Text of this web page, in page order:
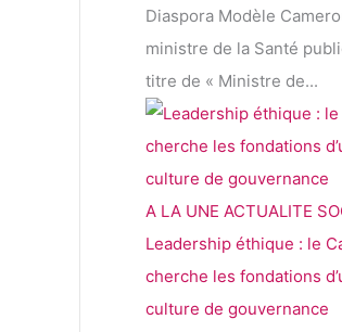
Diaspora Modèle
ministre de la Santé
titre de « Ministre de...
A LA UNE ACTUALITE
Leadership éthique : le
cherche les fondations
culture de gouvernance